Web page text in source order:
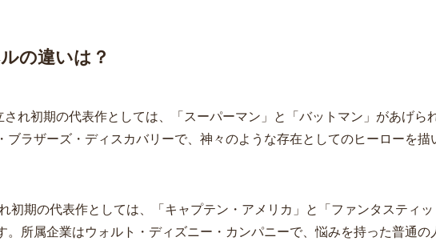
の違いは？
れ初期の代表作としては、「スーパーマン」と「バットマン」があげら
ブラザーズ・ディスカバリーで、神々のような存在としてのヒーローを描
初期の代表作としては、「キャプテン・アメリカ」と「ファンタスティッ
。所属企業はウォルト・ディズニー・カンパニーで、悩みを持った普通の